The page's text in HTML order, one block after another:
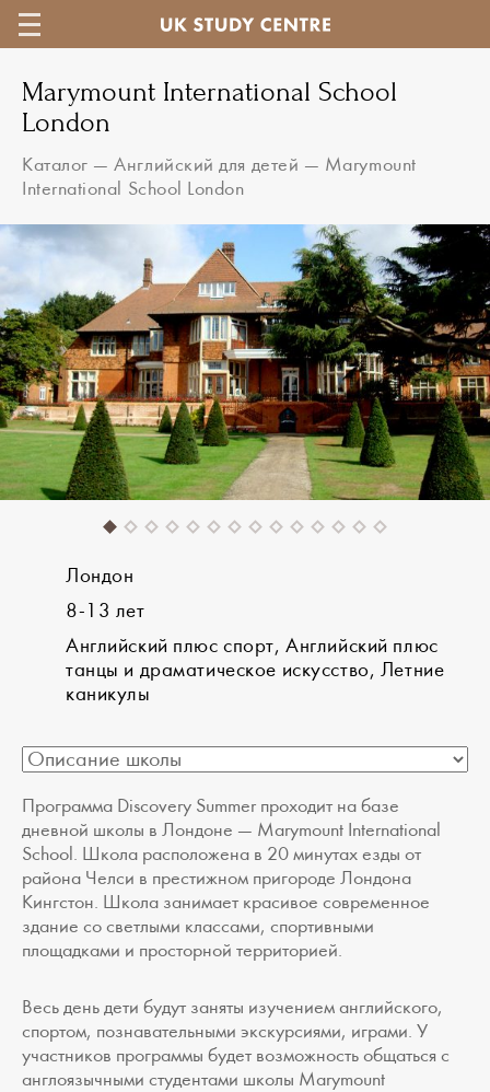
Marymount International School
London
Каталог —Английский для детей — Marymount
International School London
Лондон
8-13 лет
Английский плюс спорт, Английский плюс
танцы и драматическое искусство, Летние
каникулы
Программа Discovery Summer проходит на базе
дневной школы в Лондоне — Marymount International
School. Школа расположена в 20 минутах езды от
района Челси в престижном пригороде Лондона
Кингстон. Школа занимает красивое современное
здание со светлыми классами, спортивными
площадками и просторной территорией.
Весь день дети будут заняты изучением английского,
спортом, познавательными экскурсиями, играми. У
участников программы будет возможность общаться с
англоязычными студентами школы Marymount